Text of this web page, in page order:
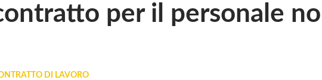
per il personale
DI LAVORO